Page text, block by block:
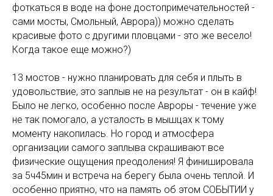
фоткаться в воде на фоне достопримечательностей -
сами мосты, Смольный, Аврора)) можно сделать
красивые фото с другими пловцами - это же весело!
Когда такое еще можно?)
13 мостов - нужно планировать для себя и плыть в
удовольствие, это заплыв не на результат - он в кайф!
Было не легко, особенно после Авроры - течение уже
не так помогало, а усталость в мышцах к тому
моменту накопилась. Но город и атмосфера
организации самого заплыва скрашивают все
физические ощущения преодоления! Я финишировала
за 5ч45мин и встреча на берегу была очень теплой. И
особенно приятно, что на память об этом СОБЫТИИ у